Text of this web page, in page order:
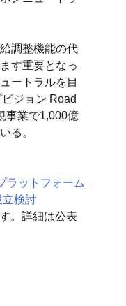
調整機能の代
す重要となっ
ートラルを目
ジョン Road
事業で1,000億
る。
ラットフォーム
立検討
。詳細は公表